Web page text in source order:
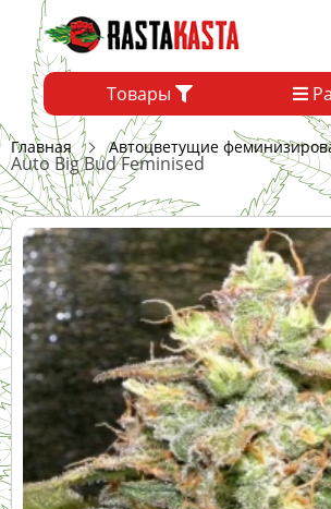
Товары
Главная Автоцветущие
Auto Big Bud Feminised